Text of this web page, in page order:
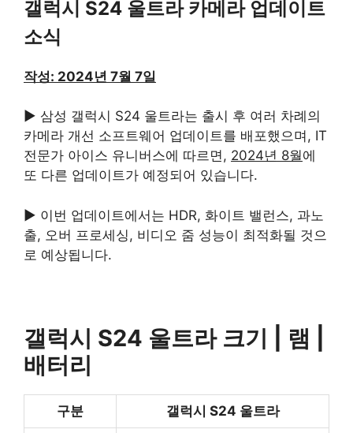
갤럭시 S24 울트라 카메라 업데이트
소식
작성: 2024년 7월 7일
▶ 삼성 갤럭시 S24 울트라는 출시 후 여러 차례의
카메라 개선 소프트웨어 업데이트를 배포했으며, IT
전문가 아이스 유니버스에 따르면, 2024년 8월에
또 다른 업데이트가 예정되어 있습니다.
▶ 이번 업데이트에서는 HDR, 화이트 밸런스, 과노
출, 오버 프로세싱, 비디오 줌 성능이 최적화될 것으
로 예상됩니다.
갤럭시 S24 울트라 크기 | 램 |
배터리
구분 갤럭시 S24 울트라